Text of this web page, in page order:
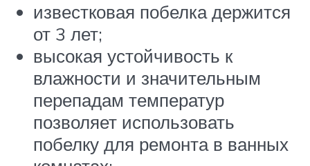
известковая побелка держится
от 3 лет;
высокая устойчивость к
влажности и значительным
перепадам температур
позволяет использовать
побелку для ремонта в ванных